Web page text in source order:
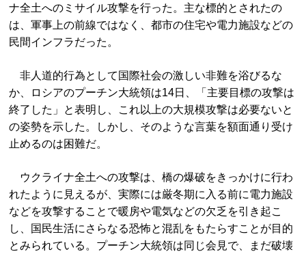
ナ全土へのミサイル攻撃を行った。主な標的とされたの
は、軍事上の前線ではなく、都市の住宅や電力施設などの
民間インフラだった。
非人道的行為として国際社会の激しい非難を浴びるな
か、ロシアのプーチン大統領は14日、「主要目標の攻撃は
終了した」と表明し、これ以上の大規模攻撃は必要ないと
の姿勢を示した。しかし、そのような言葉を額面通り受け
止めるのは困難だ。
ウクライナ全土への攻撃は、橋の爆破をきっかけに行わ
れたように見えるが、実際には厳冬期に入る前に電力施設
などを攻撃することで暖房や電気などの欠乏を引き起こ
し、国民生活にさらなる恐怖と混乱をもたらすことが目的
とみられている。プーチン大統領は同じ会見で、まだ破壊